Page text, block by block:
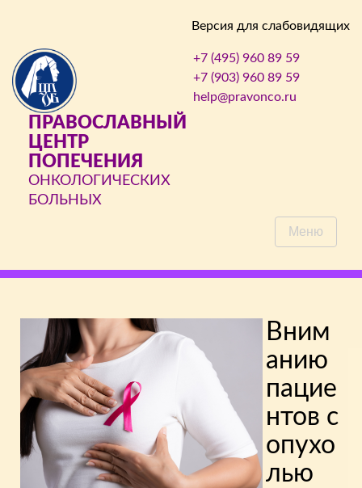
Версия для слабовидящих
ПРАВОСЛАВНЫЙ
ЦЕНТР
ПОПЕЧЕНИЯ
ОНКОЛОГИЧЕСКИХ
БОЛЬНЫХ
+7 (495) 960 89 59
+7 (903) 960 89 59
help@pravonco.ru
Меню
Вним
анию
пацие
нтов с
опухо
лью